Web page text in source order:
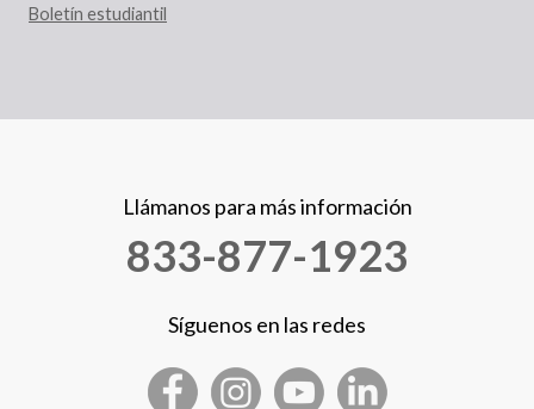
Boletín estudiantil
Llámanos para más información
833-877-1923
Síguenos en las redes